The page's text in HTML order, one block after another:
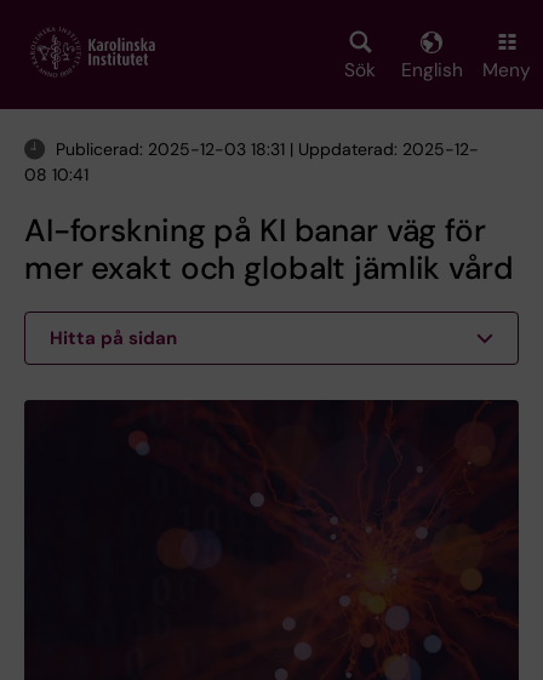
main
Sök English Meny
Publicerad: 2025-12-03 18:31 | Uppdaterad: 2025-12-
08 10:41
AI-forskning på KI banar väg för
mer exakt och globalt jämlik vård
Hitta på sidan